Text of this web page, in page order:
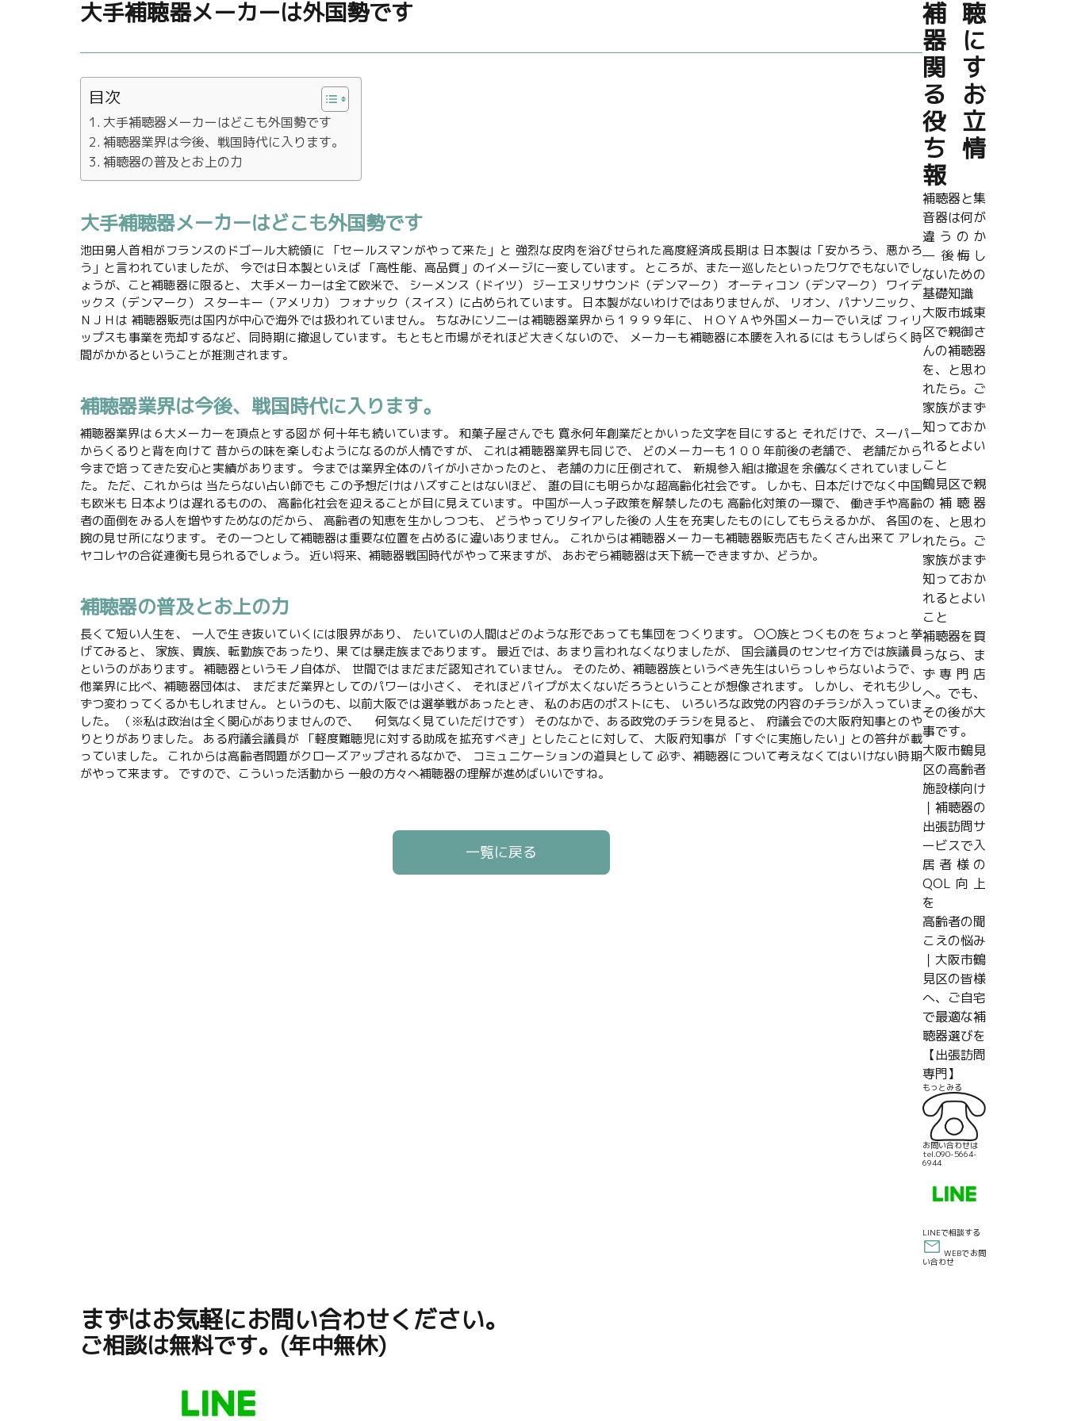
大手補聴器メーカーは外国勢です
目次
大手補聴器メーカーはどこも外国勢です
補聴器業界は今後、戦国時代に入ります。
補聴器の普及とお上の力
大手補聴器メーカーはどこも外国勢です
池田勇人首相がフランスのドゴール大統領に 「セールスマンがやって来た」と 強烈な皮肉を浴びせられた高度経済成長期は 日本製は「安かろう、悪かろ
う」と言われていましたが、 今では日本製といえば 「高性能、高品質」のイメージに一変しています。 ところが、また一巡したといったワケでもないでし
ょうが、こと補聴器に限ると、 大手メーカーは全て欧米で、 シーメンス（ドイツ） ジーエヌリサウンド（デンマーク） オーティコン（デンマーク） ワイデ
ックス（デンマーク） スターキー（アメリカ） フォナック（スイス）に占められています。 日本製がないわけではありませんが、 リオン、パナソニック、
ＮＪＨは 補聴器販売は国内が中心で海外では扱われていません。 ちなみにソニーは補聴器業界から１９９９年に、 ＨＯＹＡや外国メーカーでいえば フィリ
ップスも事業を売却するなど、同時期に撤退しています。 もともと市場がそれほど大きくないので、 メーカーも補聴器に本腰を入れるには もうしばらく時
間がかかるということが推測されます。
補聴器業界は今後、戦国時代に入ります。
補聴器業界は６大メーカーを頂点とする図が 何十年も続いています。 和菓子屋さんでも 寛永何年創業だとかいった文字を目にすると それだけで、スーパー
からくるりと背を向けて 昔からの味を楽しむようになるのが人情ですが、 これは補聴器業界も同じで、 どのメーカーも１００年前後の老舗で、 老舗だから
今まで培ってきた安心と実績があります。 今までは業界全体のパイが小さかったのと、 老舗の力に圧倒されて、 新規参入組は撤退を余儀なくされていまし
た。 ただ、これからは 当たらない占い師でも この予想だけはハズすことはないほど、 誰の目にも明らかな超高齢化社会です。 しかも、日本だけでなく中国
も欧米も 日本よりは遅れるものの、 高齢化社会を迎えることが目に見えています。 中国が一人っ子政策を解禁したのも 高齢化対策の一環で、 働き手や高齢
者の面倒をみる人を増やすためなのだから、 高齢者の知恵を生かしつつも、 どうやってリタイアした後の 人生を充実したものにしてもらえるかが、 各国の
腕の見せ所になります。 その一つとして補聴器は重要な位置を占めるに違いありません。 これからは補聴器メーカーも補聴器販売店もたくさん出来て アレ
ヤコレヤの合従連衡も見られるでしょう。 近い将来、補聴器戦国時代がやって来ますが、 あおぞら補聴器は天下統一できますか、どうか。
補聴器の普及とお上の力
長くて短い人生を、 一人で生き抜いていくには限界があり、 たいていの人間はどのような形であっても集団をつくります。 〇〇族とつくものをちょっと挙
げてみると、 家族、貴族、転勤族であったり、果ては暴走族まであります。 最近では、あまり言われなくなりましたが、 国会議員のセンセイ方では族議員
というのがあります。 補聴器というモノ自体が、 世間ではまだまだ認知されていません。 そのため、補聴器族というべき先生はいらっしゃらないようで、
他業界に比べ、補聴器団体は、 まだまだ業界としてのパワーは小さく、 それほどパイプが太くないだろうということが想像されます。 しかし、それも少し
ずつ変わってくるかもしれません。 というのも、以前大阪では選挙戦があったとき、 私のお店のポストにも、 いろいろな政党の内容のチラシが入っていま
した。 （※私は政治は全く関心がありませんので、 何気なく見ていただけです） そのなかで、ある政党のチラシを見ると、 府議会での大阪府知事とのや
りとりがありました。 ある府議会議員が 「軽度難聴児に対する助成を拡充すべき」としたことに対して、 大阪府知事が 「すぐに実施したい」との答弁が載
っていました。 これからは高齢者問題がクローズアップされるなかで、 コミュニケーションの道具として 必ず、補聴器について考えなくてはいけない時期
がやって来ます。 ですので、こういった活動から 一般の方々へ補聴器の理解が進めばいいですね。
一覧に戻る
補聴
器に
関す
るお
役立
ち情
報
補聴器と集
音器は何が
違うのか
— 後悔し
ないための
基礎知識
大阪市城東
区で親御さ
んの補聴器
を、と思わ
れたら。ご
家族がまず
知っておか
れるとよい
こと
鶴見区で親
の補聴器
を、と思わ
れたら。ご
家族がまず
知っておか
れるとよい
こと
補聴器を買
うなら、ま
ず専門店
へ。でも、
その後が大
事です。
大阪市鶴見
区の高齢者
施設様向け
｜補聴器の
出張訪問サ
ービスで入
居者様の
QOL向上
を
高齢者の聞
こえの悩み
｜大阪市鶴
見区の皆様
へ、ご自宅
で最適な補
聴器選びを
【出張訪問
専門】
もっとみる
お問い合わせは
tel.090-5664-
6944
LINEで相談する
WEBでお問
い合わせ
まずはお気軽にお問い合わせください。
ご相談は無料です。(年中無休)